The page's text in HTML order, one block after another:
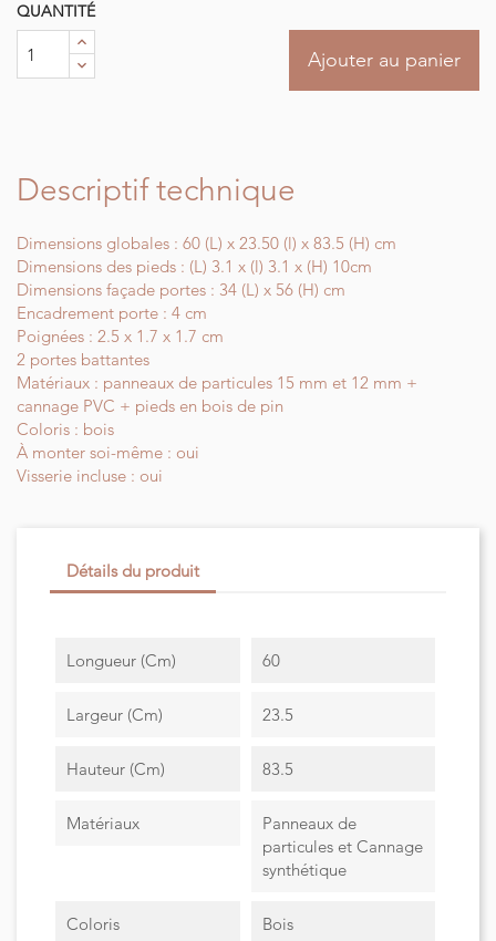
QUANTITÉ
Ajouter au panier
Descriptif technique
Dimensions globales : 60 (L) x 23.50 (l) x 83.5 (H) cm
Dimensions des pieds : (L) 3.1 x (l) 3.1 x (H) 10cm
Dimensions façade portes : 34 (L) x 56 (H) cm
Encadrement porte : 4 cm
Poignées : 2.5 x 1.7 x 1.7 cm
2 portes battantes
Matériaux : panneaux de particules 15 mm et 12 mm +
cannage PVC + pieds en bois de pin
Coloris : bois
À monter soi-même : oui
Visserie incluse : oui
Détails du produit
Longueur (cm) 60
Largeur (cm) 23.5
Hauteur (cm) 83.5
Matériaux
Panneaux de
particules et Cannage
synthétique
Coloris Bois